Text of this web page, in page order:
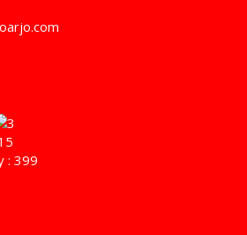
: 399